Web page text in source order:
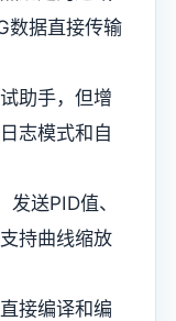
数据直接传输
助手，但增
志模式和自
送PID值、
持曲线缩放
接编译和编